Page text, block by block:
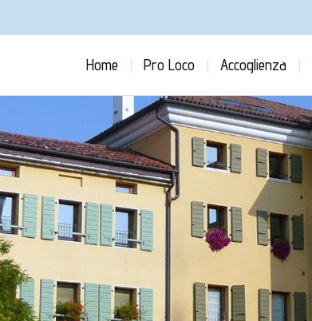
Home Pro Loco Accoglienza
You are here: